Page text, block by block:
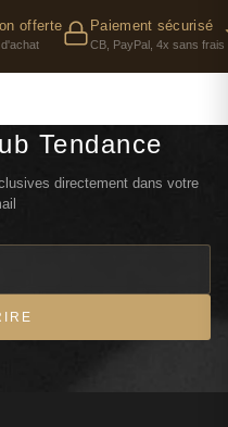
première sans la
ici. Le lotus prépare
et la féminité
incarner. C'est ce
à Nomade Lumière
avec une dimension
offerte Paiement sécurisé
CB, PayPal, 4x sans frais
Tendance
directement dans votre